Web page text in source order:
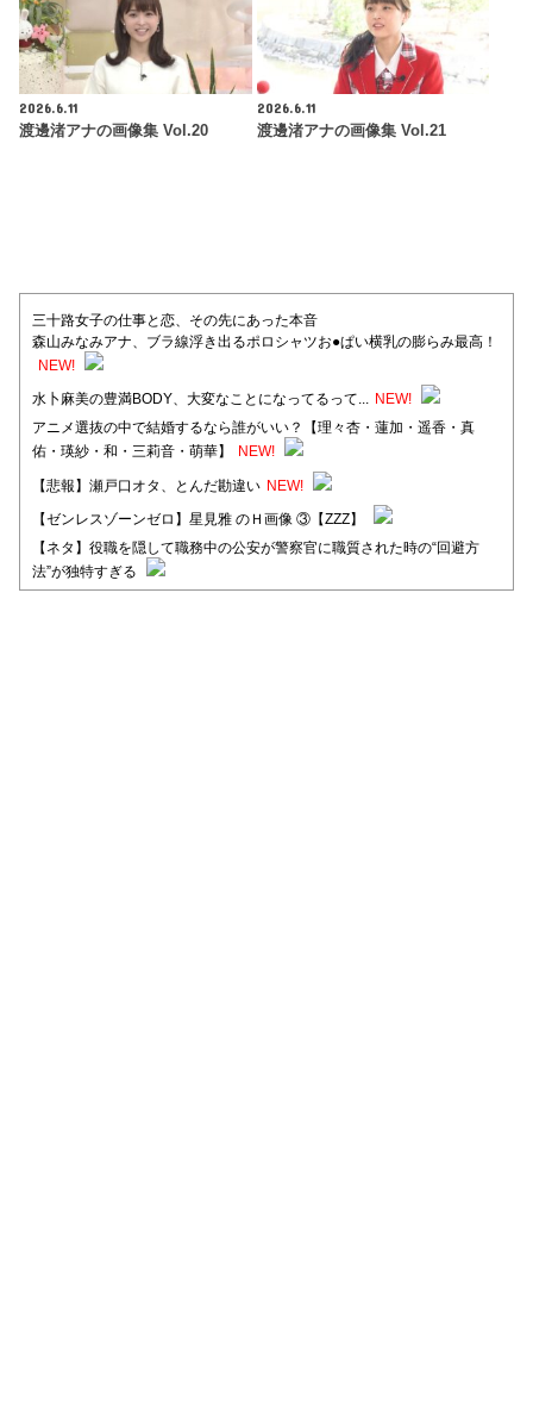
2026.6.11
渡邊渚アナの画像集 Vol.20
2026.6.11
渡邊渚アナの画像集 Vol.21
三十路女子の仕事と恋、その先にあった本音
森山みなみアナ、ブラ線浮き出るポロシャツお●ぱい横乳の膨らみ最高！
NEW!
水卜麻美の豊満BODY、大変なことになってるって... NEW!
アニメ選抜の中で結婚するなら誰がいい？【理々杏・蓮加・遥香・真
佑・瑛紗・和・三莉音・萌華】
NEW!
【悲報】瀬戸口オタ、とんだ勘違い NEW!
【ゼンレスゾーンゼロ】星見雅 のＨ画像 ③【ZZZ】
【ネタ】役職を隠して職務中の公安が警察官に職質された時の“回避方
法”が独特すぎる